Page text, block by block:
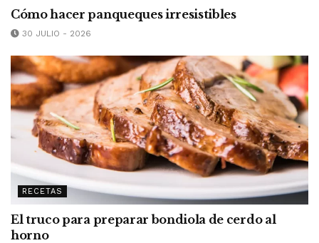
Cómo hacer panqueques irresistibles
30 JULIO - 2026
RECETAS
El truco para preparar bondiola de cerdo al
horno